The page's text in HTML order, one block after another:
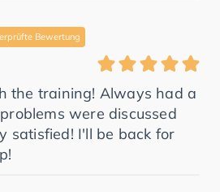
Bewertung
the training! Always had a
were discussed
satisfied! I'll be back for